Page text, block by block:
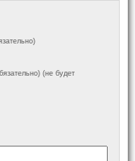
(не будет